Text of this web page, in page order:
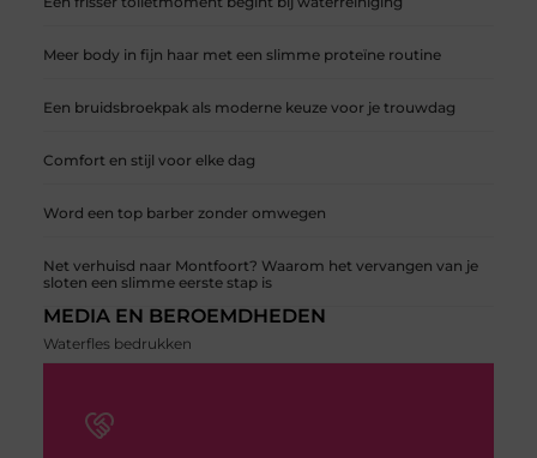
Meer body in fijn haar met een slimme proteïne routine
Een bruidsbroekpak als moderne keuze voor je trouwdag
Comfort en stijl voor elke dag
Word een top barber zonder omwegen
Net verhuisd naar Montfoort? Waarom het vervangen van je
sloten een slimme eerste stap is
MEDIA EN BEROEMDHEDEN
Waterfles bedrukken